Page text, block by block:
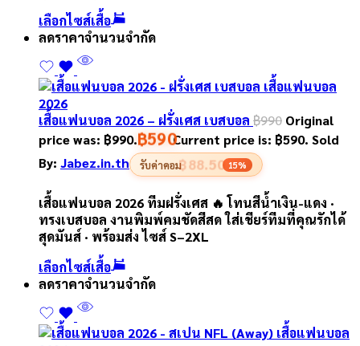
เลือกไซส์เสื้อ
ลดราคาจำนวนจำกัด
เสื้อแฟนบอล 2026 – ฝรั่งเศส เบสบอล ฿990 Original
price was: ฿990.฿590Current price is: ฿590. Sold
By: Jabez.in.th รับค่าคอม฿88.50 15%
เสื้อแฟนบอล 2026 ทีมฝรั่งเศส 🔥 โทนสีน้ำเงิน-แดง ·
ทรงเบสบอล งานพิมพ์คมชัดสีสด ใส่เชียร์ทีมที่คุณรักได้
สุดมันส์ · พร้อมส่ง ไซส์ S–2XL
เลือกไซส์เสื้อ
ลดราคาจำนวนจำกัด